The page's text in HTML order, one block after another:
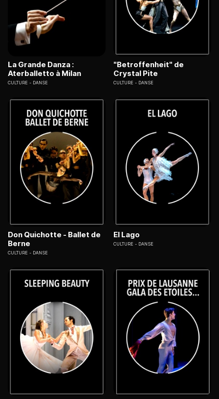
La Grande Danza :
Aterballetto à Milan
CULTURE DANSE
"Betroffenheit" de
Crystal Pite
CULTURE DANSE
Don Quichotte - Ballet de
Berne
CULTURE DANSE
El Lago
CULTURE DANSE